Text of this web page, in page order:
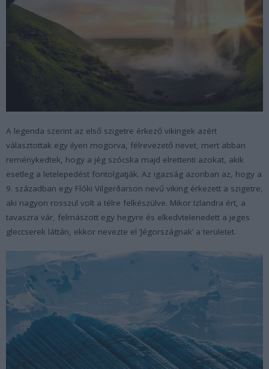
A legenda szerint az első szigetre érkező vikingek azért
választottak egy ilyen mogorva, félrevezető nevet, mert abban
reménykedtek, hogy a jég szócska majd elrettenti azokat, akik
esetleg a letelepedést fontolgatják. Az igazság azonban az, hogy a
9. században egy Flóki Vilgerðarson nevű viking érkezett a szigetre,
aki nagyon rosszul volt a télre felkészülve. Mikor Izlandra ért, a
tavaszra vár, felmászott egy hegyre és elkedvtelenedett a jeges
gleccserek láttán, ekkor nevezte el ’Jégországnak’ a területet.